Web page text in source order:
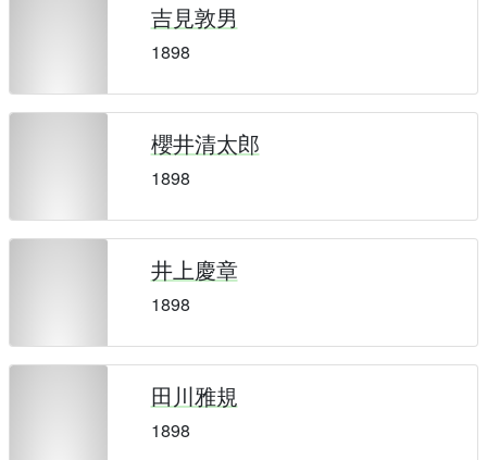
吉見敦男
1898
櫻井清太郎
1898
井上慶章
1898
田川雅規
1898